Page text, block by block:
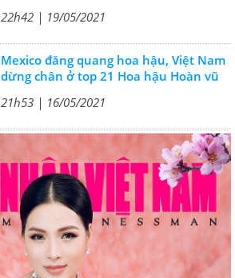
22h42 | 19/05/2021
Mexico đăng quang hoa hậu, Việt Nam
dừng chân ở top 21 Hoa hậu Hoàn vũ
21h53 | 16/05/2021